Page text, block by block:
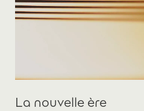
La nouvelle ère